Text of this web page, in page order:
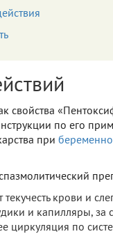
свойства
по его
при
текучесть крови и
и капилляры, за
циркуляция по